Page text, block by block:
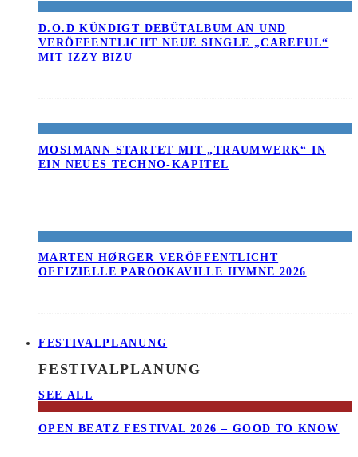
D.O.D KÜNDIGT DEBÜTALBUM AN UND
VERÖFFENTLICHT NEUE SINGLE „CAREFUL“
MIT IZZY BIZU
MOSIMANN STARTET MIT „TRAUMWERK“ IN
EIN NEUES TECHNO-KAPITEL
MARTEN HØRGER VERÖFFENTLICHT
OFFIZIELLE PAROOKAVILLE HYMNE 2026
FESTIVALPLANUNG
FESTIVALPLANUNG
SEE ALL
OPEN BEATZ FESTIVAL 2026 – GOOD TO KNOW